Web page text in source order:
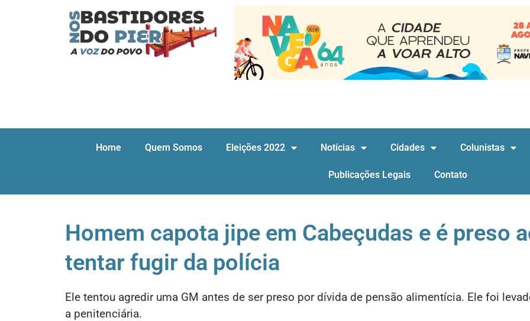
Home Quem Somos Eleições 2022 Notícias Cidades Colunistas
Publicações Legais Contato
Homem capota jipe em Cabeçudas e é preso
tentar fugir da polícia
Ele tentou agredir uma GM antes de ser preso por dívida de pensão alimentícia. Ele foi
a penitenciária.